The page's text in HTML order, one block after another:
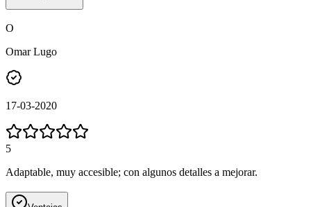
O
Omar Lugo
17-03-2020
5
Adaptable, muy accesible; con algunos detalles a mejorar.